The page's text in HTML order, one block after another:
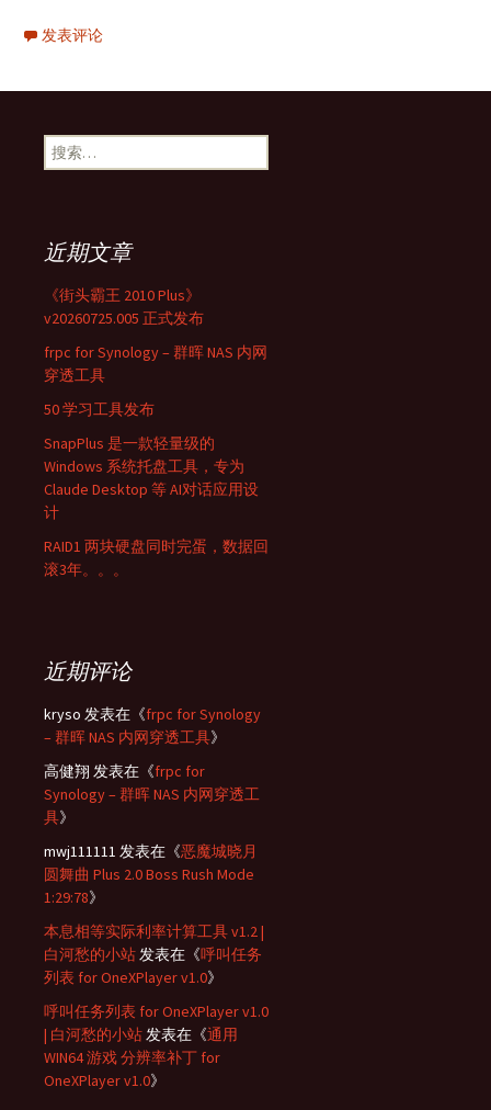
发表评论
搜
索：
近期文章
《街头霸王 2010 Plus》
v20260725.005 正式发布
frpc for Synology – 群晖 NAS 内网
穿透工具
50 学习工具发布
SnapPlus 是一款轻量级的
Windows 系统托盘工具，专为
Claude Desktop 等 AI对话应用设
计
RAID1 两块硬盘同时完蛋，数据回
滚3年。。。
近期评论
kryso 发表在《frpc for Synology
– 群晖 NAS 内网穿透工具》
高健翔 发表在《frpc for
Synology – 群晖 NAS 内网穿透工
具》
mwj111111 发表在《恶魔城晓月
圆舞曲 Plus 2.0 Boss Rush Mode
1:29:78》
本息相等实际利率计算工具 v1.2 |
白河愁的小站发表在《呼叫任务
列表 for OneXPlayer v1.0》
呼叫任务列表 for OneXPlayer v1.0
| 白河愁的小站发表在《通用
WIN64 游戏 分辨率补丁 for
OneXPlayer v1.0》